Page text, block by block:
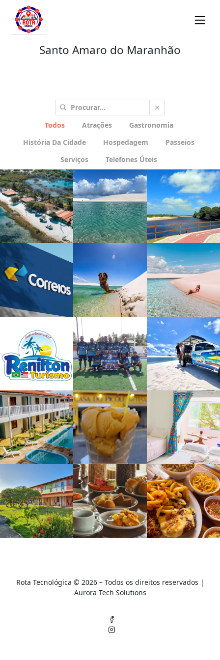
Santo Amaro do Maranhão
Todos Atrações
Gastronomia
História Da Cidade
Hospedagem
Passeios
Serviços
Telefones Úteis
Rota Tecnológica © 2026 – Todos os direitos reservados |
Aurora Tech Solutions